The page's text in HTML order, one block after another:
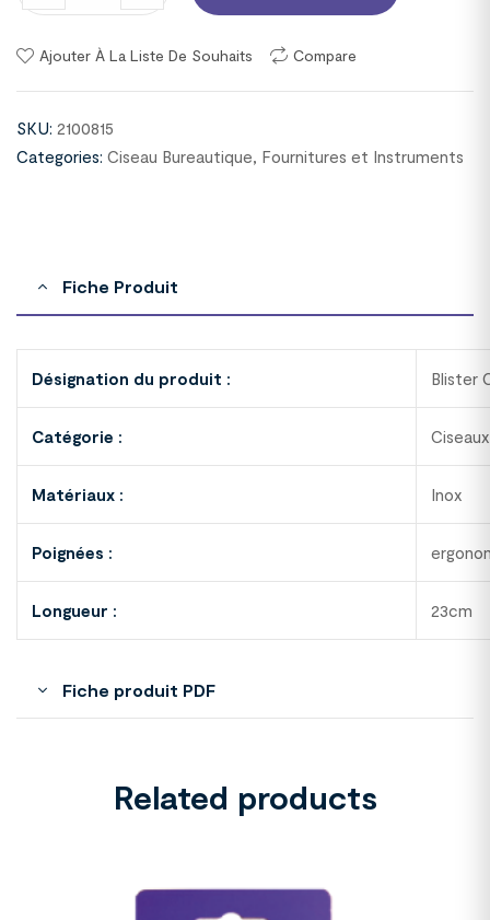
Ajouter À La Liste De Souhaits Compare
SKU: 2100815
Categories: Ciseau Bureautique, Fournitures et Instruments
Fiche Produit
Désignation du produit : Blister
Catégorie :
Matériaux : Inox
Poignées :
Longueur : 23cm
Fiche produit PDF
Related products